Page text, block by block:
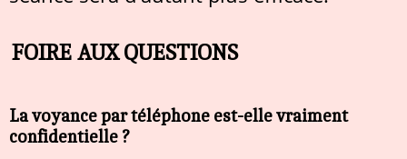
FOIRE AUX QUESTIONS
La voyance par téléphone est-elle vraiment
confidentielle ?